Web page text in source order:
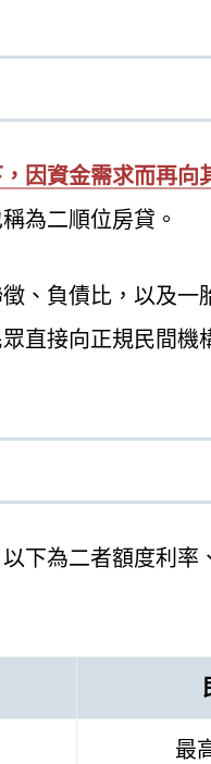
因資金需求而再向
稱為二順位房貸。
、負債比，以及一
直接向正規民間機
下為二者額度利率
最